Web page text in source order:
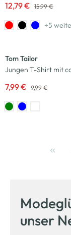
12,79 € 15,99 €
+5
Tom Tailor
Jungen T-Shirt mit
7,99 € 9,99 €
unser